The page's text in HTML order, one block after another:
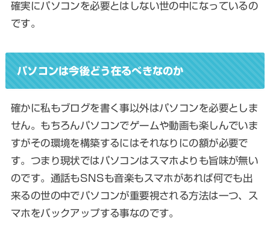
確実にパソコンを必要とはしない世の中になっているの
です。
パソコンは今後どう在るべきなのか
確かに私もブログを書く事以外はパソコンを必要としま
せん。もちろんパソコンでゲームや動画も楽しんでいま
すがその環境を構築するにはそれなりにの額が必要で
す。つまり現状ではパソコンはスマホよりも旨味が無い
のです。通話もSNSも音楽もスマホがあれば何でも出
来るの世の中でパソコンが重要視される方法は一つ、ス
マホをバックアップする事なのです。